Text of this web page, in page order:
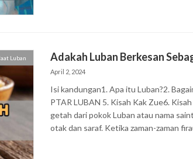
Luban Adakah Luban Berkesan
April 2, 2024
Isi kandungan1. Apa itu Luban?2.
PTAR LUBAN 5. Kisah Kak Zue6.
getah dari pokok Luban atau nama
otak dan saraf. Ketika zaman-zaman